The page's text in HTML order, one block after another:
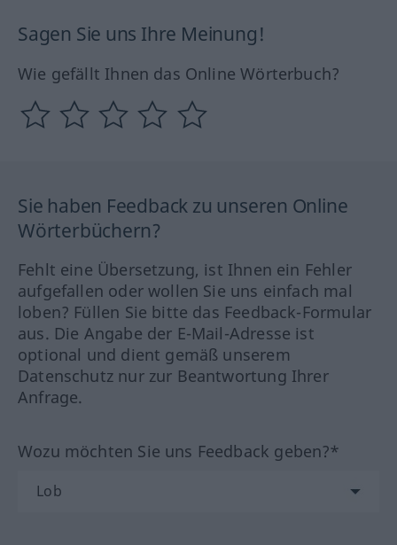
Sagen Sie uns Ihre Meinung!
Wie gefällt Ihnen das Online Wörterbuch?
Sie haben Feedback zu unseren Online
Wörterbüchern?
Fehlt eine Übersetzung, ist Ihnen ein Fehler
aufgefallen oder wollen Sie uns einfach mal
loben? Füllen Sie bitte das Feedback-Formular
aus. Die Angabe der E-Mail-Adresse ist
optional und dient gemäß unserem
Datenschutz nur zur Beantwortung Ihrer
Anfrage.
Wozu möchten Sie uns Feedback geben?*